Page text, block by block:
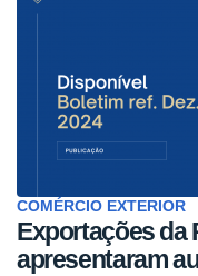
COMÉRCIO EXTERIOR
Exportações da
apresentaram